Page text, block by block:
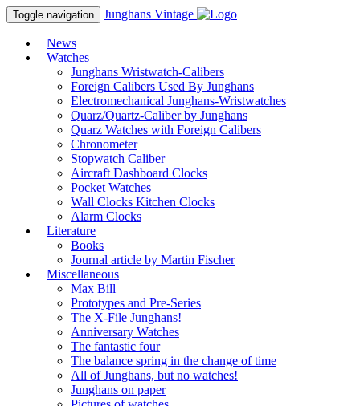
Toggle navigation Junghans Vintage
News
Watches
Junghans Wristwatch-Calibers
Foreign Calibers Used By Junghans
Electromechanical Junghans-Wristwatches
Quarz/Quartz-Caliber by Junghans
Quarz Watches with Foreign Calibers
Chronometer
Stopwatch Caliber
Aircraft Dashboard Clocks
Pocket Watches
Wall Clocks Kitchen Clocks
Alarm Clocks
Literature
Books
Journal article by Martin Fischer
Miscellaneous
Max Bill
Prototypes and Pre-Series
The X-File Junghans!
Anniversary Watches
The fantastic four
The balance spring in the change of time
All of Junghans, but no watches!
Junghans on paper